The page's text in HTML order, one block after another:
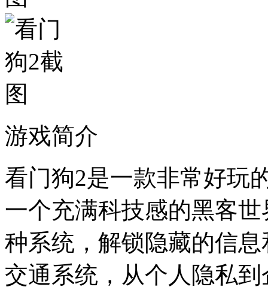
游戏简介
看门狗2是一款非常好玩
一个充满科技感的黑客
种系统，解锁隐藏的信
交通系统，从个人隐私